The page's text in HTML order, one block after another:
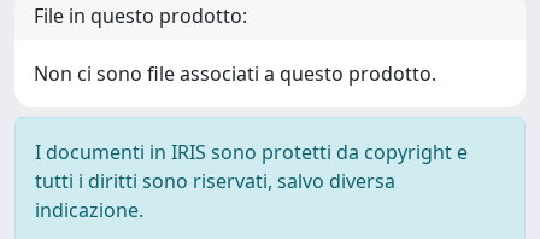
File in questo prodotto:
Non ci sono file associati a questo prodotto.
I documenti in IRIS sono protetti da copyright e
tutti i diritti sono riservati, salvo diversa
indicazione.